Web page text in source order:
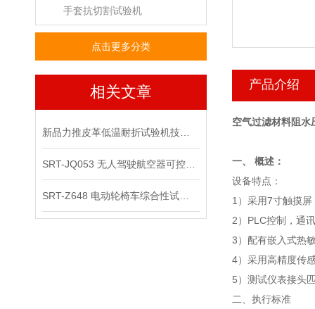
手套抗切割试验机
点击更多分类
相关文章 产品介绍
空气过滤材料阻水
一、 概述：
设备特点：
1）采用7寸触摸
2）PLC控制，通
3）配有嵌入式热
4）采用高精度传
5）测试仪表接头
二、执行标准